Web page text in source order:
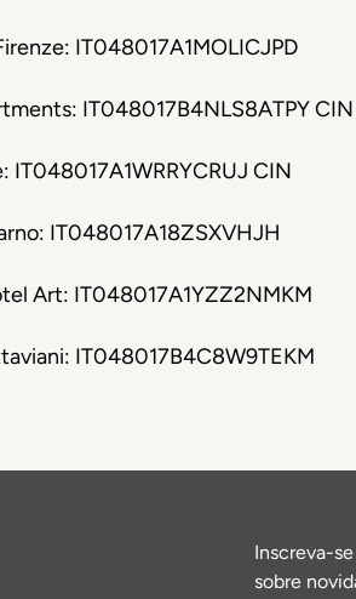
IT048017A1MOLICJPD
IT048017B4NLS8ATPY CIN
IT048017A1WRRYCRUJ CIN
IT048017A18ZSXVHJH
Art: IT048017A1YZZ2NMKM
IT048017B4C8W9TEKM
Inscreva-
sobre